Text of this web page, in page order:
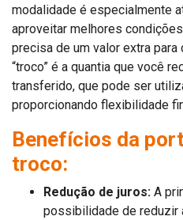
modalidade é especialmente
aproveitar melhores
precisa de um valor extra
“troco” é a quantia que você
transferido, que pode ser
proporcionando flexibilidade
Benefícios da
troco:
Redução de juros: A
possibilidade de reduzir